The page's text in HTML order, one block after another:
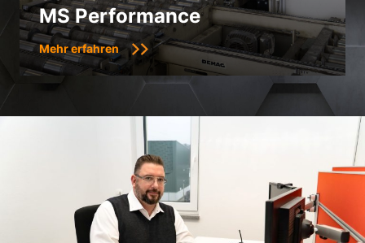
MS Performance
Mehr erfahren